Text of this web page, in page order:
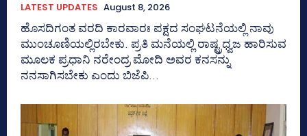
LATEST UPDATES August 8, 2026
ಹೊಸದಿಗಂತ ವರದಿ ಕಾರವಾರಃ ಪಕ್ಷದ ಸಂಘಟನೆಯಲ್ಲಿ ನಾವು
ಮುಂಚೂಣಿಯಲ್ಲಿರಬೇಕು. ಪ್ರತಿ ಮನೆಯಲ್ಲಿ ರಾಷ್ಟ್ರಧ್ವಜ ಹಾರಿಸುವ
ಮೂಲಕ ಪ್ರಧಾನಿ ನರೇಂದ್ರ ಮೋದಿ ಅವರ ಕನಸನ್ನು
ನನಸಾಗಿಸಬೇಕು ಎಂದು ಬಿಜೆಪಿ...